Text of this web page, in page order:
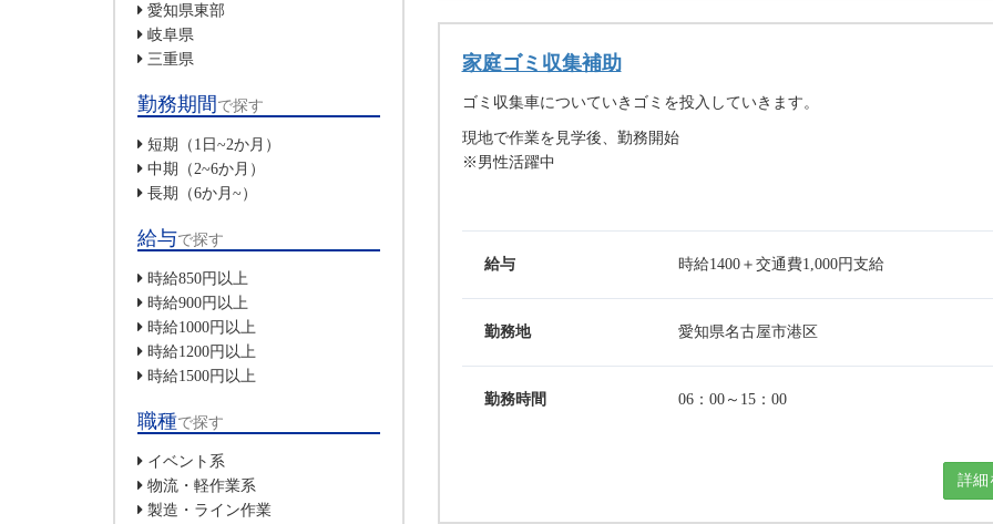
愛知県東部
岐阜県
三重県
勤務期間で探す
短期（1日~2か月）
中期（2~6か月）
長期（6か月~）
給与で探す
時給850円以上
時給900円以上
時給1000円以上
時給1200円以上
時給1500円以上
職種で探す
イベント系
物流・軽作業系
製造・ライン作業
家庭ゴミ収集補助
ゴミ収集車についていきゴミを投入していきます。
現地で作業を見学後、勤務開始
※男性活躍中
給与 時給1400＋交通費1,000円支給
勤務地 愛知県名古屋市港区
勤務時間 06：00～15：00
詳細